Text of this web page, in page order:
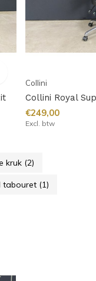
Collini
Collini Royal
€249,00
Excl. btw
kruk (2)
tabouret (1)